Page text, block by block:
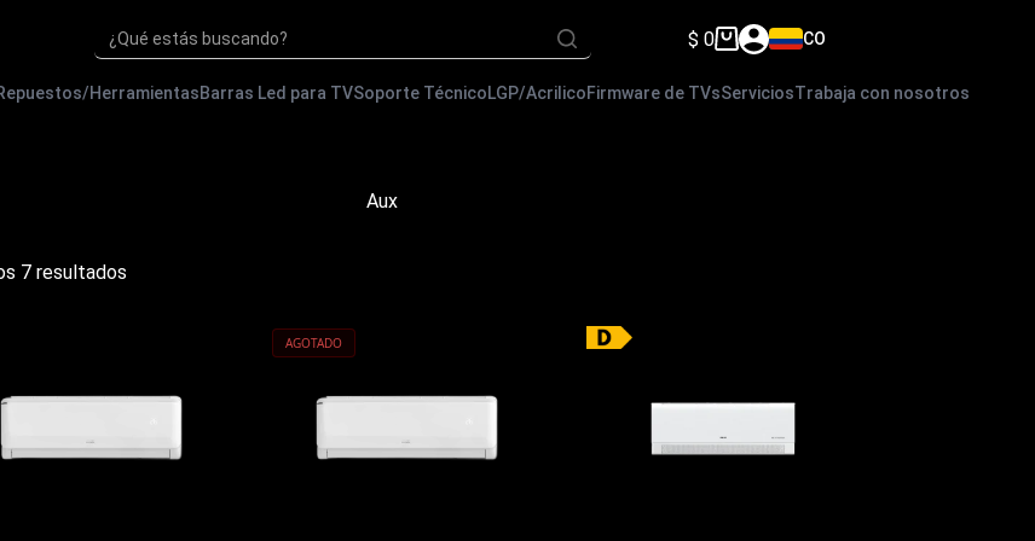
¿Qué estás buscando?
Carro
compra
$ 0 CO
HerramientasBarras Led para TVSoporte Técnico LGP/AcrilicoFirmware de TVsServiciosTrabaja con nosotros
Aux
7 resultados
AGOTADO